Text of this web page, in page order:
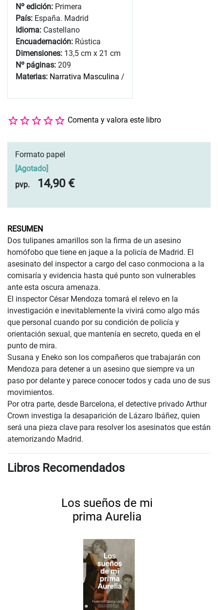
Nº edición: Primera
País: España. Madrid
Idioma: Castellano
Encuadernación: Rústica
Dimensiones: 13,5 cm x 21 cm
Nº páginas: 209
Materias: Narrativa Masculina /
Comenta y valora este libro
Formato papel
[Agotado]
pvp.
14,90 €
RESUMEN
Dos tulipanes amarillos son la firma de un asesino
homófobo que tiene en jaque a la policía de Madrid. El
asesinato del inspector a cargo del caso conmociona a la
comisaría y evidencia hasta qué punto son vulnerables
ante esta oscura amenaza.
El inspector César Mendoza tomará el relevo en la
investigación e inevitablemente la vivirá como algo más
que personal cuando por su condición de policía y
orientación sexual, que mantenía en secreto, queda en el
punto de mira.
Susana y Eneko son los compañeros que trabajarán con
Mendoza para detener a un asesino que siempre va un
paso por delante y parece conocer todos y cada uno de sus
movimientos.
Por otra parte, desde Barcelona, el detective privado Arthur
Crown investiga la desaparición de Lázaro Ibáñez, quien
será una pieza clave para resolver los asesinatos que están
atemorizando Madrid.
Libros Recomendados
Los sueños de mi
prima Aurelia